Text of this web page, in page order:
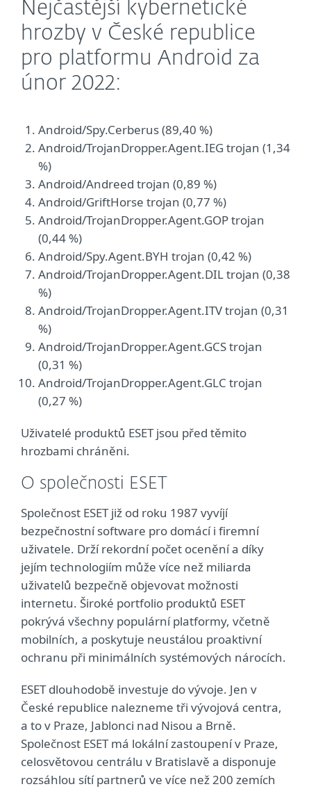
Nejčastější kybernetické
hrozby v České republice
pro platformu Android za
únor 2022:
Android/Spy.Cerberus (89,40 %)
Android/TrojanDropper.Agent.IEG trojan (1,34
%)
Android/Andreed trojan (0,89 %)
Android/GriftHorse trojan (0,77 %)
Android/TrojanDropper.Agent.GOP trojan
(0,44 %)
Android/Spy.Agent.BYH trojan (0,42 %)
Android/TrojanDropper.Agent.DIL trojan (0,38
%)
Android/TrojanDropper.Agent.ITV trojan (0,31
%)
Android/TrojanDropper.Agent.GCS trojan
(0,31 %)
Android/TrojanDropper.Agent.GLC trojan
(0,27 %)
Uživatelé produktů ESET jsou před těmito
hrozbami chráněni.
O společnosti ESET
Společnost ESET již od roku 1987 vyvíjí
bezpečnostní software pro domácí i firemní
uživatele. Drží rekordní počet ocenění a díky
jejím technologiím může více než miliarda
uživatelů bezpečně objevovat možnosti
internetu. Široké portfolio produktů ESET
pokrývá všechny populární platformy, včetně
mobilních, a poskytuje neustálou proaktivní
ochranu při minimálních systémových nárocích.
ESET dlouhodobě investuje do vývoje. Jen v
České republice nalezneme tři vývojová centra,
a to v Praze, Jablonci nad Nisou a Brně.
Společnost ESET má lokální zastoupení v Praze,
celosvětovou centrálu v Bratislavě a disponuje
rozsáhlou sítí partnerů ve více než 200 zemích